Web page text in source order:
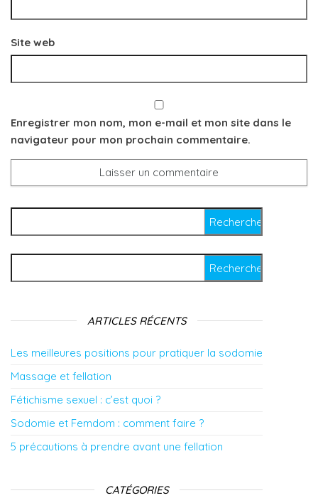
Site web
Enregistrer mon nom, mon e-mail et mon site dans le
navigateur pour mon prochain commentaire.
ARTICLES RÉCENTS
Les meilleures positions pour pratiquer la sodomie
Massage et fellation
Fétichisme sexuel : c’est quoi ?
Sodomie et Femdom : comment faire ?
5 précautions à prendre avant une fellation
CATÉGORIES